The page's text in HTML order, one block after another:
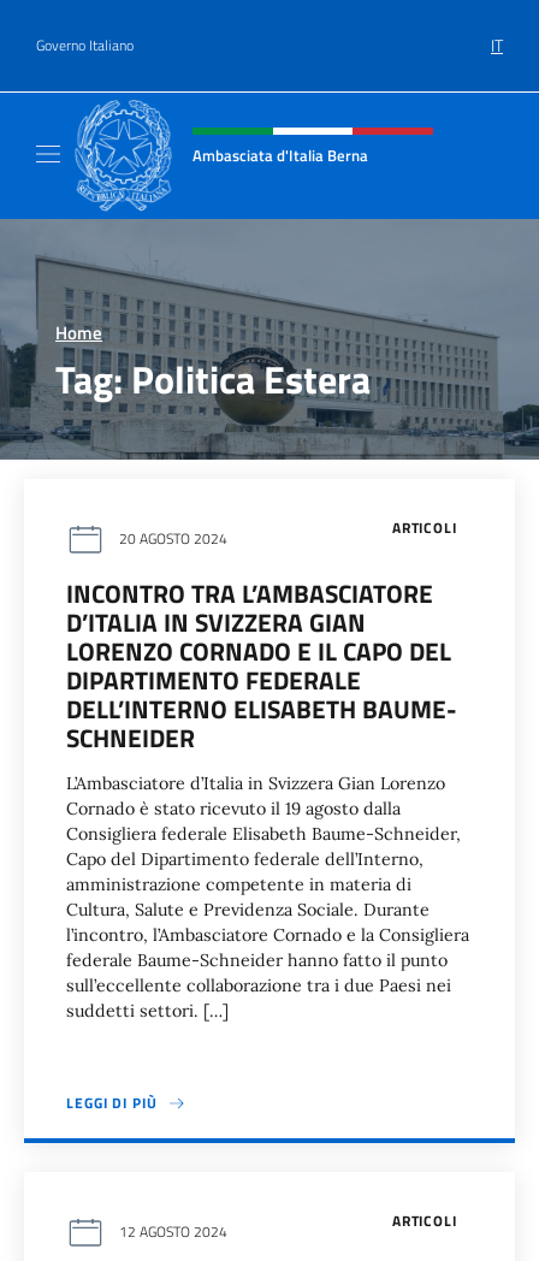
Governo Italiano IT
Intestazione sito, social e menù
Ambasciata d'Italia Berna
Home >
Tag:Politica Estera
ARTICOLI
20 AGOSTO 2024
INCONTRO TRA L’AMBASCIATORE
D’ITALIA IN SVIZZERA GIAN
LORENZO CORNADO E IL CAPO DEL
DIPARTIMENTO FEDERALE
DELL’INTERNO ELISABETH BAUME-
SCHNEIDER
L’Ambasciatore d’Italia in Svizzera Gian Lorenzo
Cornado è stato ricevuto il 19 agosto dalla
Consigliera federale Elisabeth Baume-Schneider,
Capo del Dipartimento federale dell’Interno,
amministrazione competente in materia di
Cultura, Salute e Previdenza Sociale. Durante
l’incontro, l’Ambasciatore Cornado e la Consigliera
federale Baume-Schneider hanno fatto il punto
sull’eccellente collaborazione tra i due Paesi nei
suddetti settori. […]
LEGGI DI PIÙ
ARTICOLI
12 AGOSTO 2024